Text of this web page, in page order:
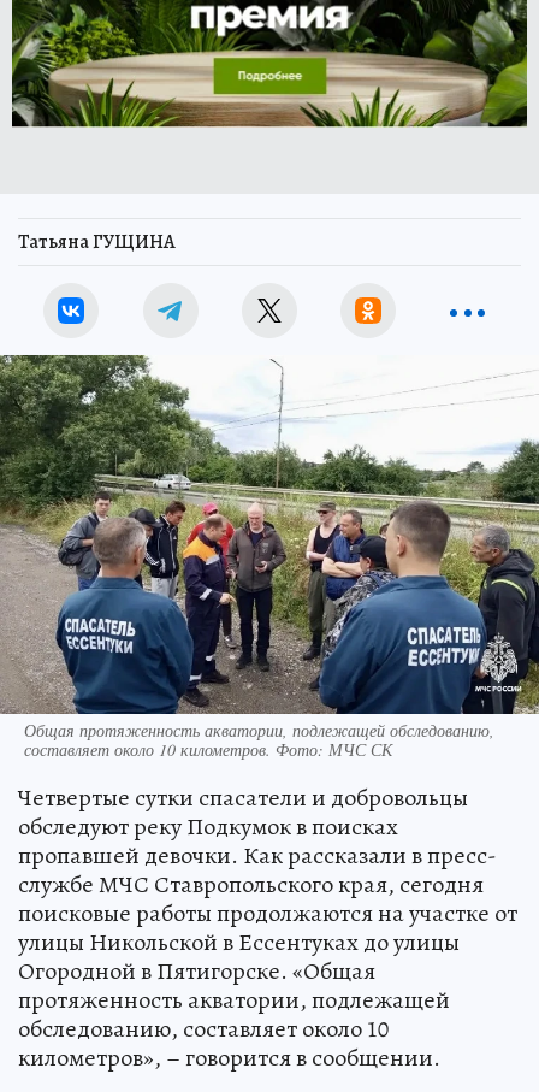
Татьяна ГУЩИНА
Общая протяженность акватории, подлежащей обследованию,
составляет около 10 километров. Фото: МЧС СК
Четвертые сутки спасатели и добровольцы
обследуют реку Подкумок в поисках
пропавшей девочки. Как рассказали в пресс-
службе МЧС Ставропольского края, сегодня
поисковые работы продолжаются на участке от
улицы Никольской в Ессентуках до улицы
Огородной в Пятигорске. «Общая
протяженность акватории, подлежащей
обследованию, составляет около 10
километров», – говорится в сообщении.